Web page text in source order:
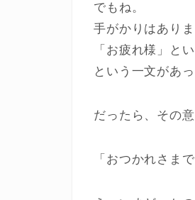
でもね。
手がかりはありま
「お疲れ様」と
という一文があっ
だったら、その
「おつかれさま